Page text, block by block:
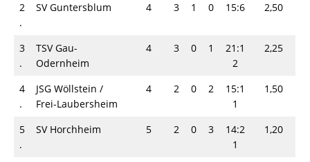
2
.
SV Guntersblum 4 3 1 0 15:6 2,50
3
.
TSV Gau-
Odernheim
4 3 0 1
21:1
2
2,25
4
.
JSG Wöllstein /
Frei-Laubersheim
4 2 0 2
15:1
1
1,50
5
.
SV Horchheim 5 2 0 3
14:2
1
1,20